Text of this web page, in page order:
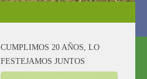
CUMPLIMOS 20 AÑOS, LO
FESTEJAMOS JUNTOS